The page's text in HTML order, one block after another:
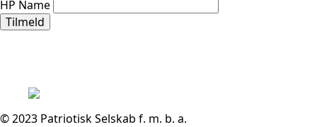
HP Name
Tilmeld
© 2023 Patriotisk Selskab f. m. b. a.